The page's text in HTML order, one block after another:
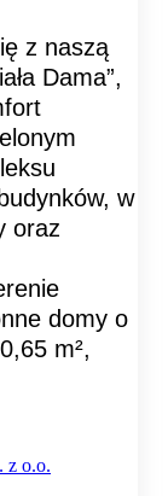
z naszą
Dama”,
w
oraz
domy o
m²,
z o.o.